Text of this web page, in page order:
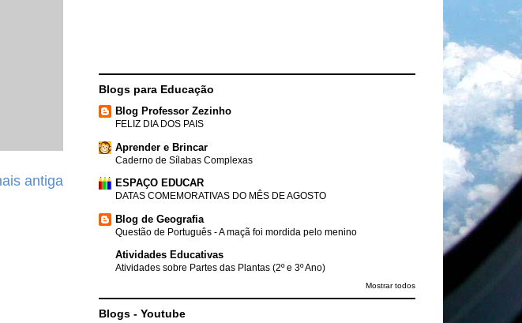
antiga
Blogs para Educação
Blog Professor Zezinho
FELIZ DIA DOS PAIS
Aprender e Brincar
Caderno de Sílabas Complexas
ESPAÇO EDUCAR
DATAS COMEMORATIVAS DO MÊS DE AGOSTO
Blog de Geografia
Questão de Português - A maçã foi mordida pelo menino
Atividades Educativas
Atividades sobre Partes das Plantas (2º e 3º Ano)
Mostrar todos
Blogs - Youtube